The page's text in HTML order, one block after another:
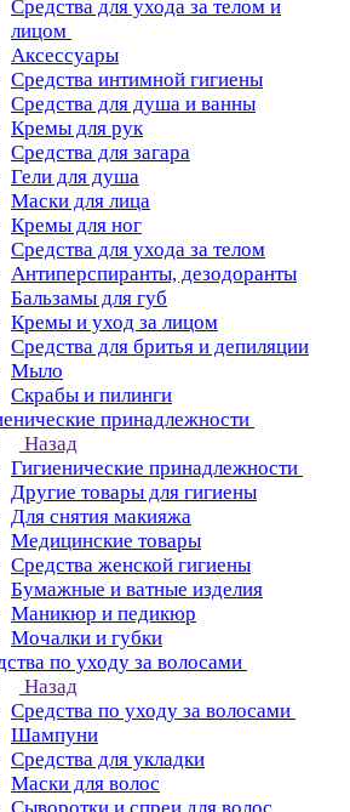
Средства для ухода за телом и
лицом
Аксессуары
Средства интимной гигиены
Средства для душа и ванны
Кремы для рук
Средства для загара
Гели для душа
Маски для лица
Кремы для ног
Средства для ухода за телом
Антиперспиранты, дезодоранты
Бальзамы для губ
Кремы и уход за лицом
Средства для бритья и депиляции
Мыло
Скрабы и пилинги
принадлежности
Назад
Гигиенические принадлежности
Другие товары для гигиены
Для снятия макияжа
Медицинские товары
Средства женской гигиены
Бумажные и ватные изделия
Маникюр и педикюр
Мочалки и губки
по уходу за волосами
Назад
Средства по уходу за волосами
Шампуни
Средства для укладки
Маски для волос